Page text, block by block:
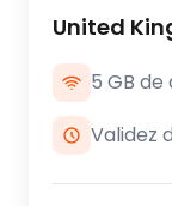
United
5 GB de
Validez